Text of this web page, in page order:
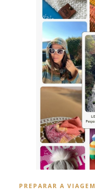
PREPARAR A VIAGEM